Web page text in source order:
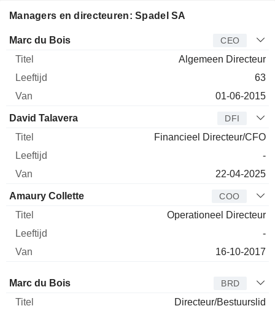
Managers en directeuren: Spadel SA
Bedrijfsleider
Marc du Bois CEO
Algemeen Directeur
63
01-06-2015
David Talavera DFI
Financieel Directeur/CFO
-
22-04-2025
Amaury Collette COO
Operationeel Directeur
-
16-10-2017
Bestuurder Titel
Marc du Bois BRD
Directeur/Bestuurslid